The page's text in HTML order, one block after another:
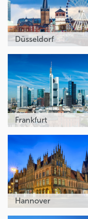
Düsseldorf
Frankfurt
Hannover